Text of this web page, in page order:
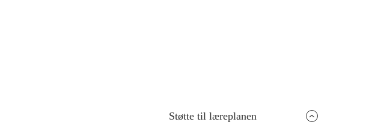
Støtte til læreplanen